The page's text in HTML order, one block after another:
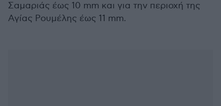
Σαμαριάς έως 10 mm και για την περιοχή της
Αγίας Ρουμέλης έως 11 mm.